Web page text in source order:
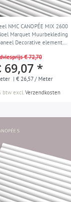
NMC CANOPÉE MIX 2600
Marquet Muurbekleding
Decorative element
m
€ 72,70
69,07 *
| € 26,57 / Meter
btw excl.Verzendkosten